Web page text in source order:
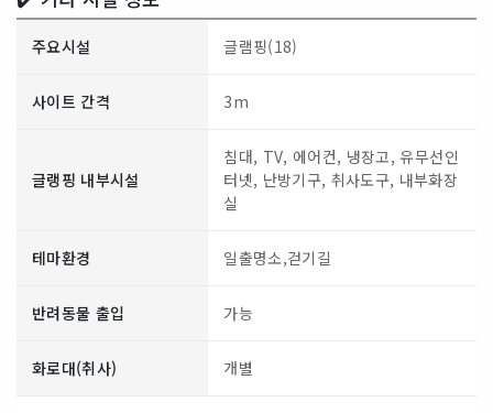
주요시설 글램핑(18)
사이트 간격 3m
글랭핑 내부시설
침대, TV, 에어컨, 냉장고, 유무선인
터넷, 난방기구, 취사도구, 내부화장
실
테마환경 일출명소,걷기길
반려동물 출입 가능
화로대(취사) 개별